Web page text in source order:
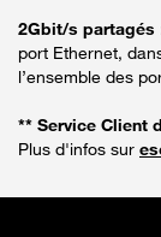
2Gbit/s partagés
port Ethernet,
l’ensemble des
** Service Client
Plus d'infos sur